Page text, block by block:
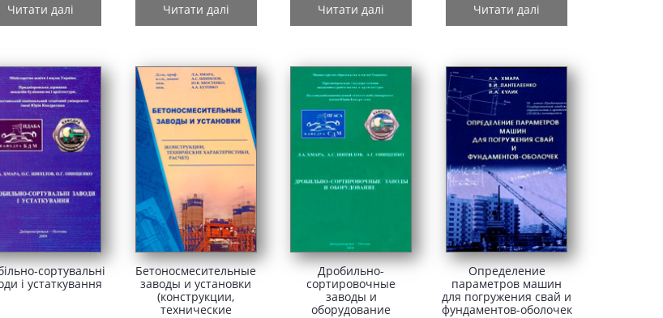
Читати далі
вибір, технічні
характеристики)
Читати далі
Читати далі
Читати далі
сортувальні
і устаткування
Бетоносмесительные
заводы и установки
(конструкции,
технические
Дробильно-
сортировочные
заводы и
оборудование
Определение
параметров машин
для погружения свай и
фундаментов-оболочек